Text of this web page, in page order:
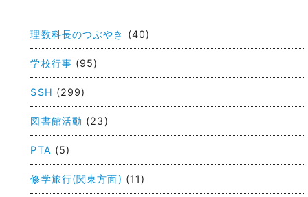
ナ
ビ
ゲ
ー
シ
ョ
ン
理数科長のつぶやき (40)
学校行事 (95)
SSH (299)
図書館活動 (23)
PTA (5)
修学旅行(関東方面) (11)